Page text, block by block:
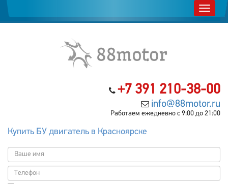
+7 391 210-38-00
info@88motor.ru
Работаем ежедневно с 9:00 до 21:00
Купить БУ двигатель в Красноярске